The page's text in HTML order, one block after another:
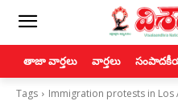
తాజా వార్తలు వార్తలు
Tags Immigration protests in